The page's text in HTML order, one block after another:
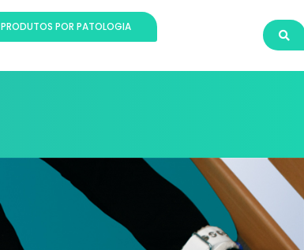
PRODUTOS POR PATOLOGIA